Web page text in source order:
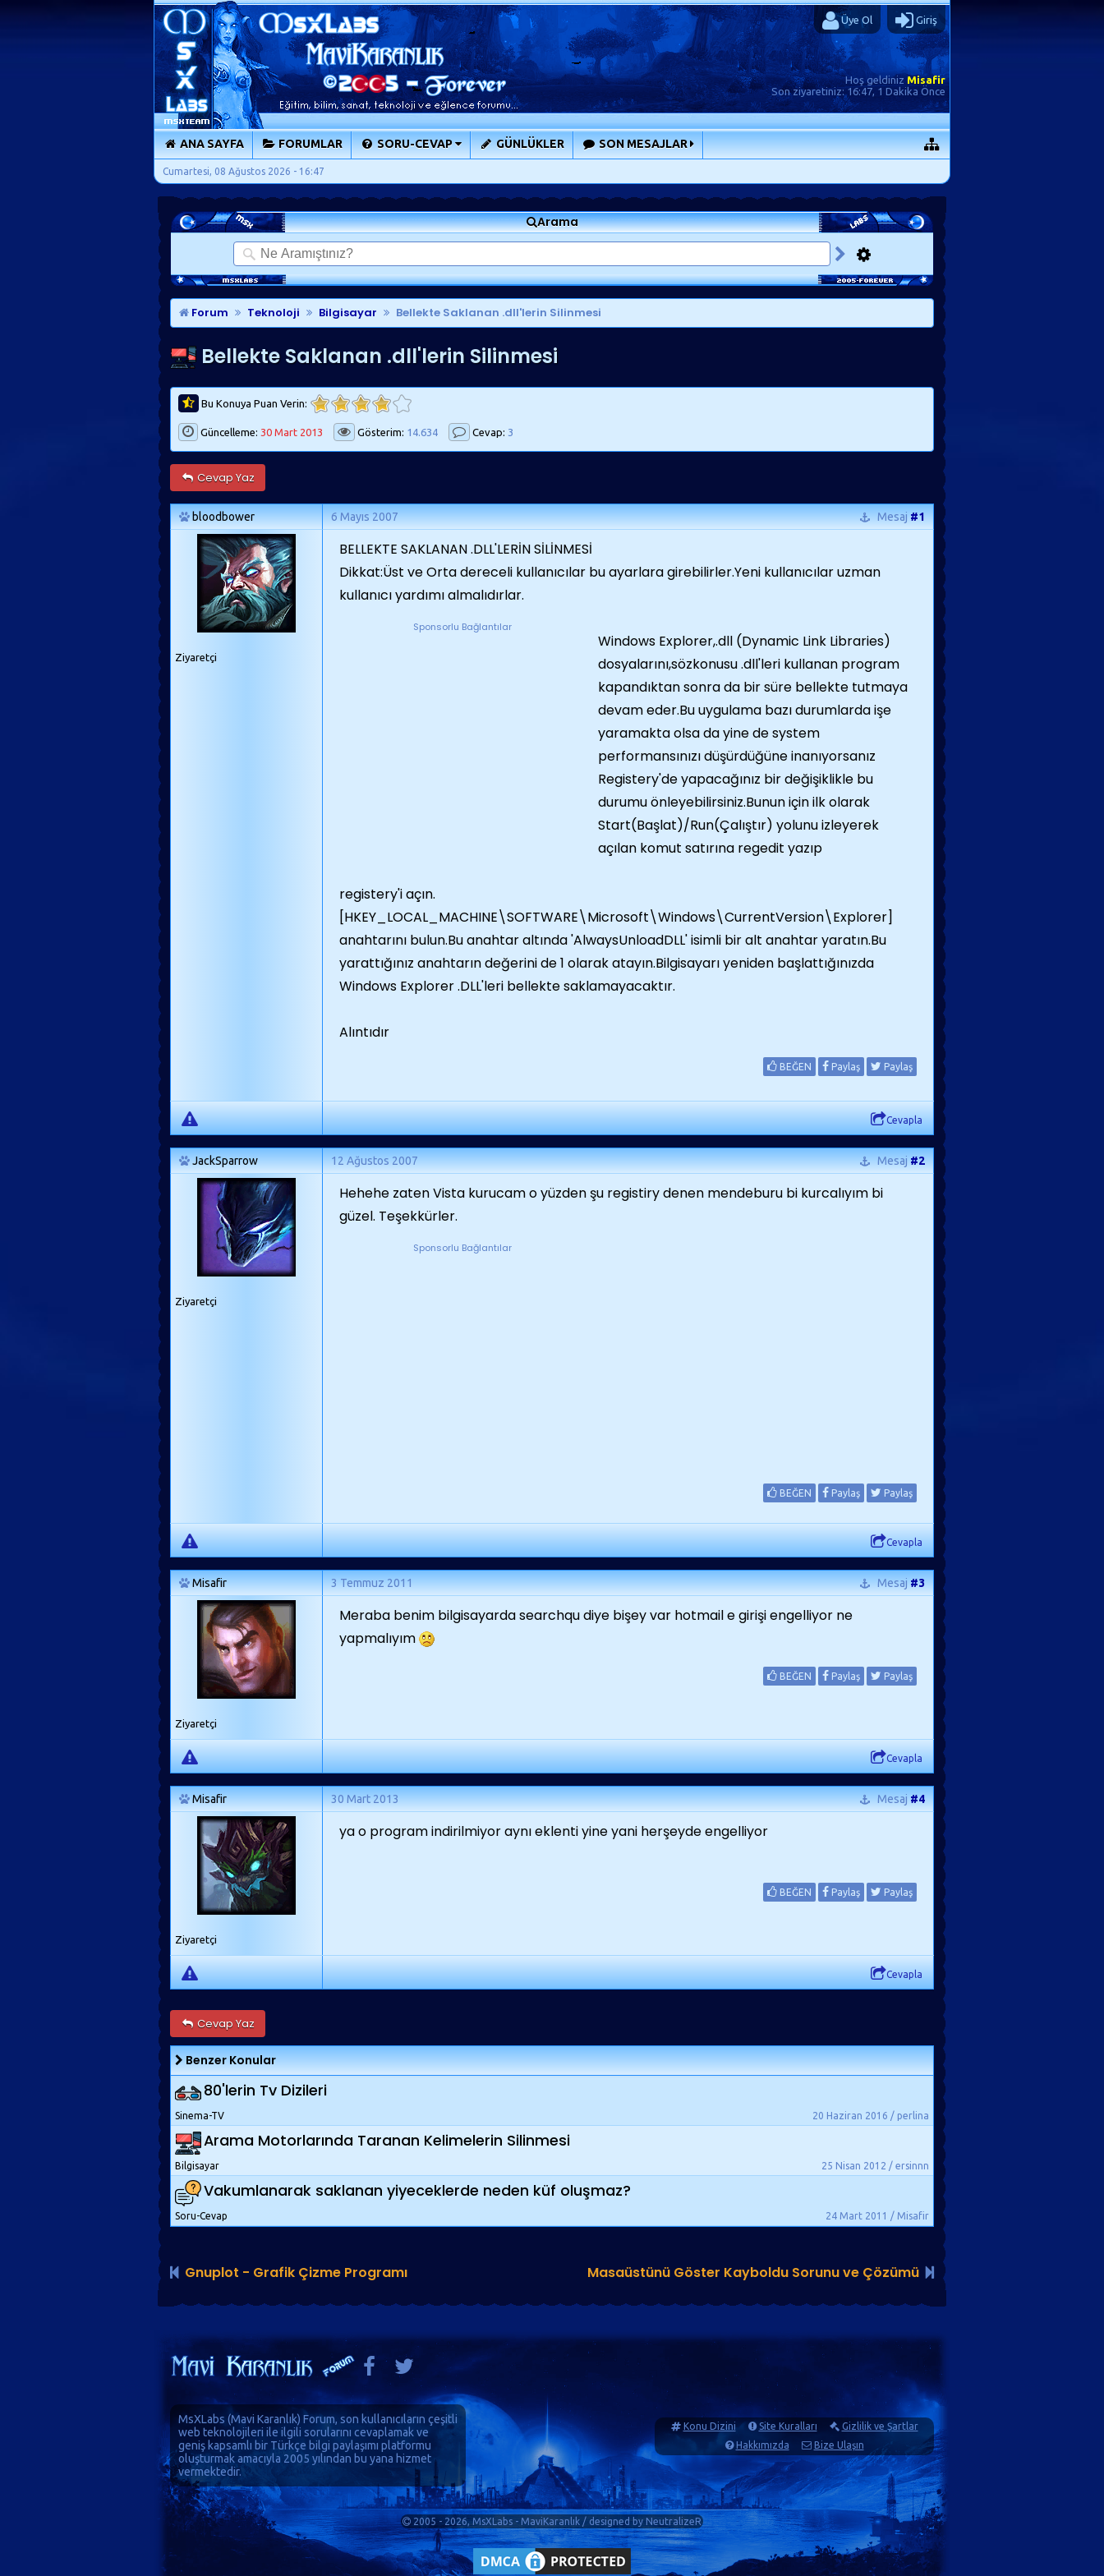
Üye Ol Giriş
Hoş geldiniz Misafir
Son ziyaretiniz:16:47, 1 Dakika Önce
ANA SAYFA FORUMLAR SORU-CEVAP GÜNLÜKLER SON MESAJLAR
Cumartesi, 08 Ağustos 2026 - 16:47
Arama
Forum Teknoloji Bilgisayar Bellekte Saklanan .dll'lerin Silinmesi
Bellekte Saklanan .dll'lerin Silinmesi
Bu Konuya Puan Verin:
Güncelleme: 30 Mart 2013 Gösterim: 14.634 Cevap: 3
Cevap Yaz
bloodbower 6 Mayıs 2007 Mesaj#1
Ziyaretçi
BELLEKTE SAKLANAN .DLL'LERİN SİLİNMESİ
Dikkat:Üst ve Orta dereceli kullanıcılar bu ayarlara girebilirler.Yeni kullanıcılar uzman
kullanıcı yardımı almalıdırlar.
Sponsorlu Bağlantılar
Windows Explorer,.dll (Dynamic Link Libraries)
dosyalarını,sözkonusu .dll'leri kullanan program
kapandıktan sonra da bir süre bellekte tutmaya
devam eder.Bu uygulama bazı durumlarda işe
yaramakta olsa da yine de system
performansınızı düşürdüğüne inanıyorsanız
Registery'de yapacağınız bir değişiklikle bu
durumu önleyebilirsiniz.Bunun için ilk olarak
Start(Başlat)/Run(Çalıştır) yolunu izleyerek
açılan komut satırına regedit yazıp
registery'i açın.
[HKEY_LOCAL_MACHINE\SOFTWARE\Microsoft\Windows\CurrentVersion\Explorer]
anahtarını bulun.Bu anahtar altında 'AlwaysUnloadDLL' isimli bir alt anahtar yaratın.Bu
yarattığınız anahtarın değerini de 1 olarak atayın.Bilgisayarı yeniden başlattığınızda
Windows Explorer .DLL'leri bellekte saklamayacaktır.
Alıntıdır
BEĞEN Paylaş Paylaş
Cevapla
JackSparrow 12 Ağustos 2007 Mesaj#2
Ziyaretçi
Hehehe zaten Vista kurucam o yüzden şu registiry denen mendeburu bi kurcalıyım bi
güzel. Teşekkürler.
Sponsorlu Bağlantılar
BEĞEN Paylaş Paylaş
Cevapla
Misafir 3 Temmuz 2011 Mesaj#3
Ziyaretçi
Meraba benim bilgisayarda searchqu diye bişey var hotmail e girişi engelliyor ne
yapmalıyım
BEĞEN Paylaş Paylaş
Cevapla
Misafir 30 Mart 2013 Mesaj#4
Ziyaretçi
ya o program indirilmiyor aynı eklenti yine yani herşeyde engelliyor
BEĞEN Paylaş Paylaş
Cevapla
Cevap Yaz
Benzer Konular
80'lerin Tv Dizileri
20 Haziran 2016 / perlina
Sinema-TV
Arama Motorlarında Taranan Kelimelerin Silinmesi
25 Nisan 2012 / ersinnn
Bilgisayar
Vakumlanarak saklanan yiyeceklerde neden küf oluşmaz?
24 Mart 2011 / Misafir
Soru-Cevap
Gnuplot - Grafik Çizme Programı Masaüstünü Göster Kayboldu Sorunu ve Çözümü
MsXLabs (Mavi Karanlık) Forum, son kullanıcıların çeşitli
web teknolojileri ile ilgili sorularını cevaplamak ve
geniş kapsamlı bir Türkçe bilgi paylaşımı platformu
oluşturmak amacıyla 2005 yılından bu yana hizmet
vermektedir.
Konu Dizini Site Kuralları
Gizlilik ve Şartlar
Hakkımızda
Bize Ulaşın
2005 - 2026, MsXLabs - MaviKaranlık / designed by NeutralizeR